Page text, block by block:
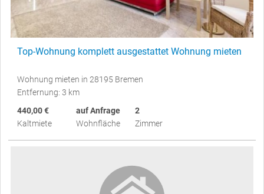
Top-Wohnung komplett ausgestattet Wohnung mieten
Wohnung mieten in 28195 Bremen
Entfernung: 3 km
440,00 €
Kaltmiete
auf Anfrage
Wohnfläche
2
Zimmer